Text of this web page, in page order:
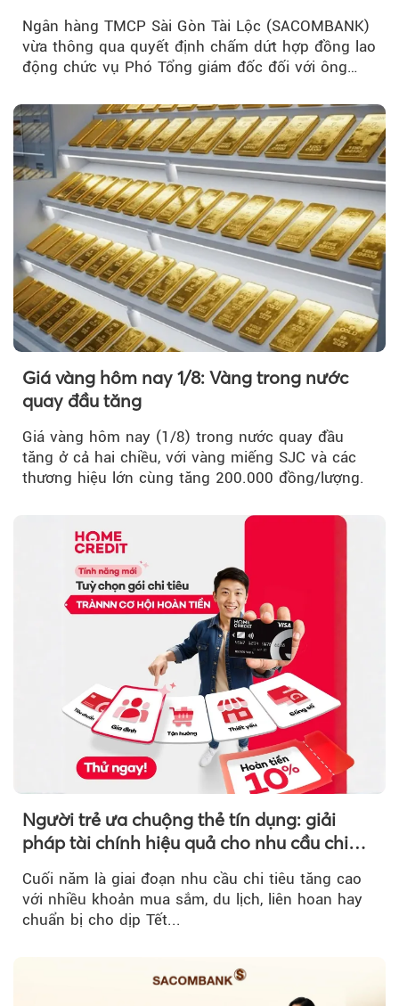
Ngân hàng TMCP Sài Gòn Tài Lộc (SACOMBANK)
vừa thông qua quyết định chấm dứt hợp đồng lao
động chức vụ Phó Tổng giám đốc đối với ông
Giá vàng hôm nay 1/8: Vàng trong nước
quay đầu tăng
Giá vàng hôm nay (1/8) trong nước quay đầu
tăng ở cả hai chiều, với vàng miếng SJC và các
thương hiệu lớn cùng tăng 200.000 đồng/lượng.
Người trẻ ưa chuộng thẻ tín dụng: giải
pháp tài chính hiệu quả cho nhu cầu chi
tiêu cuối năm
Cuối năm là giai đoạn nhu cầu chi tiêu tăng cao
với nhiều khoản mua sắm, du lịch, liên hoan hay
chuẩn bị cho dịp Tết...